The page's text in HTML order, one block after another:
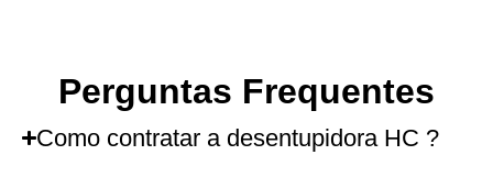
Perguntas Frequentes
Como contratar a desentupidora HC ?